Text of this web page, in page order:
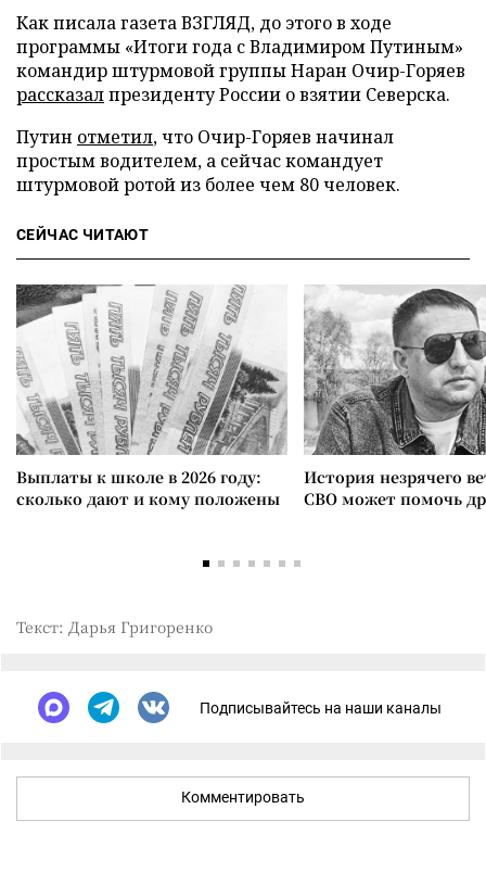
Как писала газета ВЗГЛЯД, до этого в ходе
программы «Итоги года с Владимиром Путиным»
командир штурмовой группы Наран Очир-Горяев
рассказалпрезиденту России о взятии Северска.
Путин отметил, что Очир-Горяев начинал
простым водителем, а сейчас командует
штурмовой ротой из более чем 80 человек.
СЕЙЧАС ЧИТАЮТ
Выплаты к школе в 2026 году:
сколько дают и кому положены
История незрячего
СВО может помочь
Текст: Дарья Григоренко
Подписывайтесь на наши каналы
Комментировать